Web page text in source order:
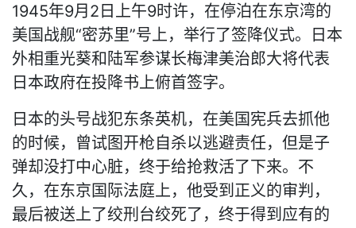
1945年9月2日上午9时许，在停泊在东京湾的
美国战舰“密苏里”号上，举行了签降仪式。日本
外相重光葵和陆军参谋长梅津美治郎大将代表
日本政府在投降书上俯首签字。
日本的头号战犯东条英机，在美国宪兵去抓他
的时候，曾试图开枪自杀以逃避责任，但是子
弹却没打中心脏，终于给抢救活了下来。不
久，在东京国际法庭上，他受到正义的审判，
最后被送上了绞刑台绞死了，终于得到应有的